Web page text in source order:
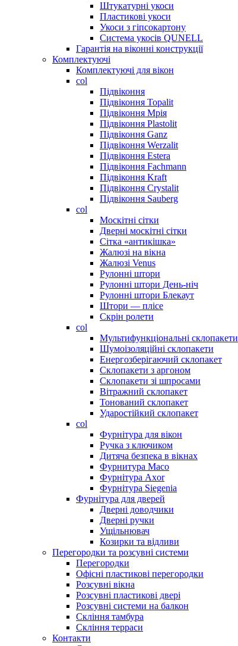
Штукатурні укоси
Пластикові укоси
Укоси з гіпсокартону
Система укосів QUNELL
Гарантія на віконні конструкції
Комплектуючі
Комплектуючі для вікон
col
Підвіконня
Підвіконня Topalit
Підвіконня Мрія
Підвіконня Plastolit
Підвіконня Ganz
Підвіконня Werzalit
Підвіконня Estera
Підвіконня Fachmann
Підвіконня Kraft
Підвіконня Crystalit
Підвіконня Sauberg
col
Москітні сітки
Дверні москітні сітки
Сітка «антикішка»
Жалюзі на вікна
Жалюзі Venus
Рулонні штори
Рулонні штори День-ніч
Рулонні штори Блекаут
Штори — плісе
Скрін ролети
col
Мультифункціональні склопакети
Шумоізоляційні склопакети
Енергозберігаючий склопакет
Склопакети з аргоном
Склопакети зі шпросами
Вітражний склопакет
Тонований склопакет
Ударостійкий склопакет
col
Фурнітура для вікон
Ручка з ключиком
Дитяча безпека в вікнах
Фурнитура Maco
Фурнітура Axor
Фурнітура Siegenia
Фурнітура для дверей
Дверні доводчики
Дверні ручки
Ущільнювач
Козирки та відливи
Перегородки та розсувні системи
Перегородки
Офісні пластикові перегородки
Розсувні вікна
Розсувні пластикові двері
Розсувні системи на балкон
Скління тамбура
Скління терраси
Контакти